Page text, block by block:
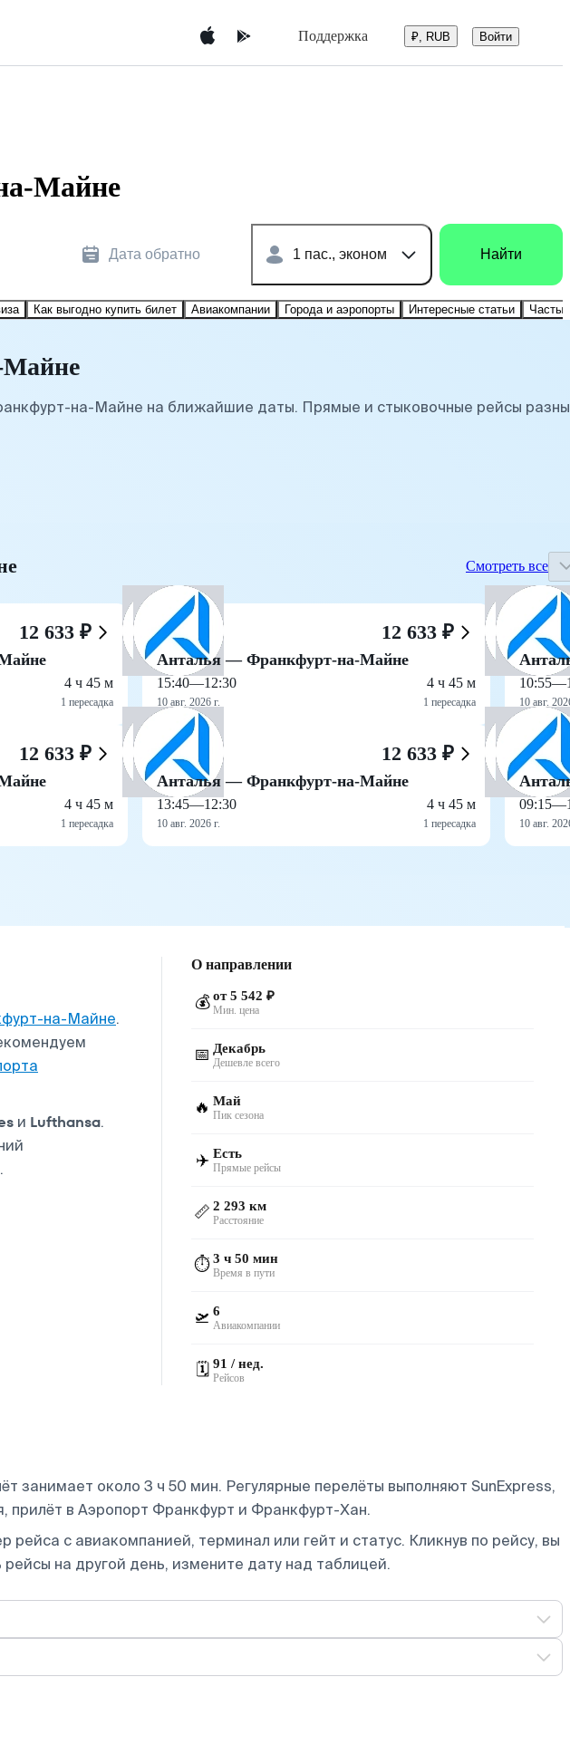
Поддержка ₽, RUB Войти
Майне
Дата обратно 1 пас., эконом Найти
Как выгодно купить билет Авиакомпании Города и аэропорты Интересные статьи
Майне
на-Майне на ближайшие даты. Прямые и стыковочные рейсы
Смотреть все
12 633 ₽
4 ч 45 м
1 пересадка
12 633 ₽
4 ч 45 м
1 пересадка
12 633 ₽
Анталья — Франкфурт-на-Майне
15:40—12:30
10 авг. 2026 г.
4 ч 45 м
1 пересадка
12 633 ₽
Анталья — Франкфурт-на-Майне
13:45—12:30
10 авг. 2026 г.
4 ч 45 м
1 пересадка
10:55—
10 авг.
09:15—
10 авг.
на-Майне.
и Lufthansa.
О направлении
💰 от 5 542 ₽
Мин. цена
📅 Декабрь
Дешевле всего
🔥 Май
Пик сезона
✈️ Есть
Прямые рейсы
📏 2 293 км
Расстояние
⏱️ 3 ч 50 мин
Время в пути
🛫 6
Авиакомпании
🗓️ 91 / нед.
Рейсов
около 3 ч 50 мин. Регулярные перелёты выполняют SunExpress,
прилёт в Аэропорт Франкфурт и Франкфурт-Хан.
с авиакомпанией, терминал или гейт и статус. Кликнув по рейсу, вы
на другой день, измените дату над таблицей.